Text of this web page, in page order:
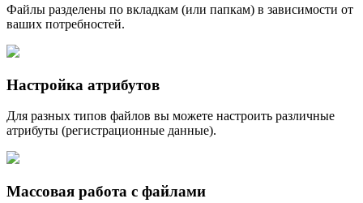
Файлы разделены по вкладкам (или папкам) в зависимости от
ваших потребностей.
Настройка атрибутов
Для разных типов файлов вы можете настроить различные
атрибуты (регистрационные данные).
Массовая работа с файлами